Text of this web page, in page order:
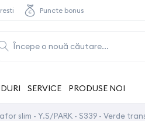
Puncte bonus
SERVICE PRODUSE NOI
slim - Y.S/PARK - S339 - Verde